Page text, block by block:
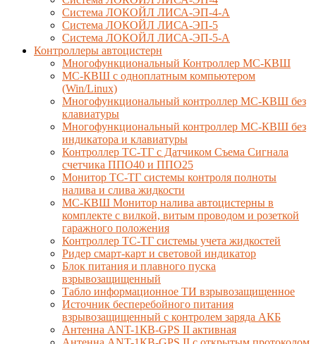
Система ЛОКОЙЛ ЛИСА-ЭП-4-А
Система ЛОКОЙЛ ЛИСА-ЭП-5
Система ЛОКОЙЛ ЛИСА-ЭП-5-А
Контроллеры автоцистерн
Многофункциональный Контроллер МС-КВШ
МС-КВШ с одноплатным компьютером
(Win/Linux)
Многофункциональный контроллер МС-КВШ без
клавиатуры
Многофункциональный контроллер МС-КВШ без
индикатора и клавиатуры
Контроллер ТС-ТГ с Датчиком Съема Сигнала
счетчика ППО40 и ППО25
Монитор ТС-ТГ системы контроля полноты
налива и слива жидкости
МС-КВШ Монитор налива автоцистерны в
комплекте с вилкой, витым проводом и розеткой
гаражного положения
Контроллер ТС-ТГ системы учета жидкостей
Ридер смарт-карт и световой индикатор
Блок питания и плавного пуска
взрывозащищенный
Табло информационное ТИ взрывозащищенное
Источник бесперебойного питания
взрывозащищенный с контролем заряда АКБ
Антенна ANT-1КВ-GPS II активная